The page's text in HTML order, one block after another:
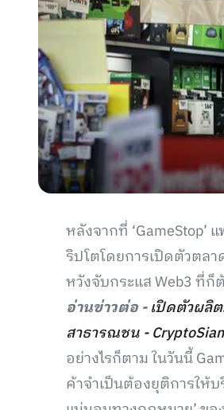
หลังจากที่ ‘GameStop’
ริปโตโดยการเปิดตัวตล
หวังจับกระแส Web3 ที่
อ่านข่าวต่อ -เปิดตัวผลิ
สาธารณชน -
อย่างไรก็ตาม ในวันนี้
ค้าจำเป็นต้องยุติการให้